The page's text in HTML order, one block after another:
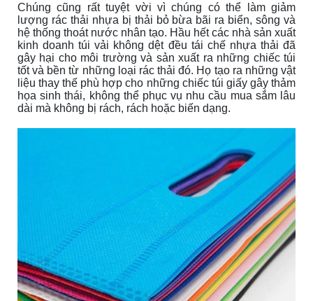
Chúng cũng rất tuyệt vời vì chúng có thể làm giảm
lượng rác thải nhựa bị thải bỏ bừa bãi ra biển, sông và
hệ thống thoát nước nhân tạo. Hầu hết các nhà sản xuất
kinh doanh túi vải không dệt đều tái chế nhựa thải đã
gây hại cho môi trường và sản xuất ra những chiếc túi
tốt và bền từ những loại rác thải đó. Họ tạo ra những vật
liệu thay thế phù hợp cho những chiếc túi giấy gây thảm
họa sinh thái, không thể phục vụ nhu cầu mua sắm lâu
dài mà không bị rách, rách hoặc biến dạng.